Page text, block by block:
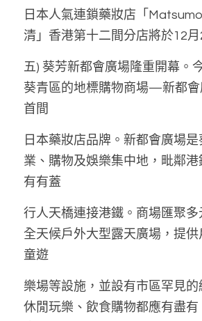
日本人氣連鎖藥妝店「
清」香港第十二間分店將於12月
五) 葵芳新都會廣場隆重開幕。
葵青區的地標購物商場—新都會
首間
日本藥妝店品牌。新都會廣場
業、購物及娛樂集中地 ， 毗鄰
有有蓋
行人天橋連接港鐵。商場匯聚多
全天候戶外大型露天廣場 ， 提供
童遊
樂場等設施 ， 並設有市區罕見
休閒玩樂、飲食購物都應有盡有